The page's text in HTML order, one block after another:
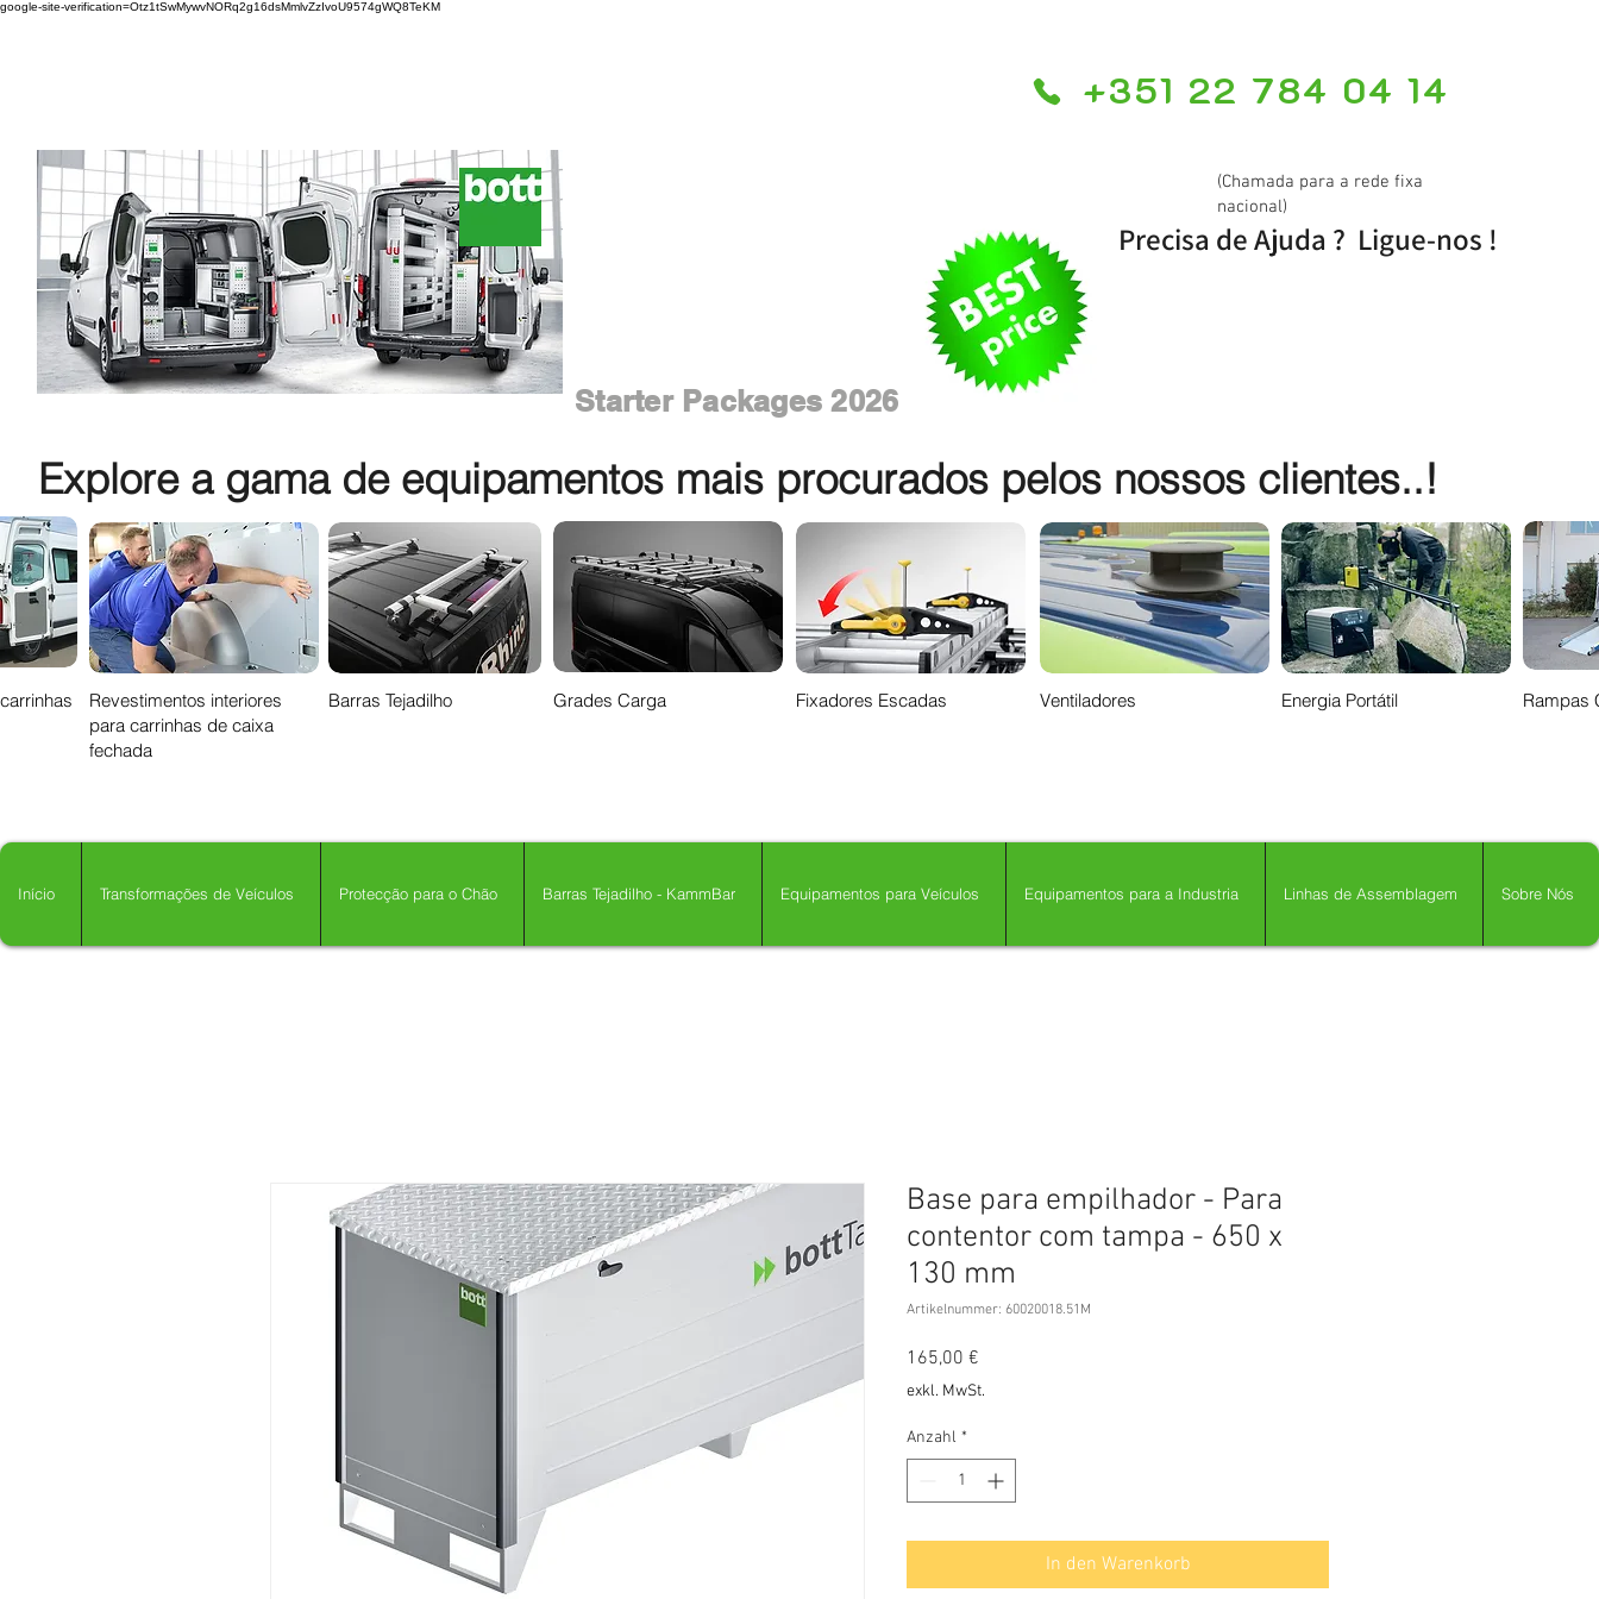
google-site-verification=Otz1tSwMywvNORq2g16dsMmlvZzIvoU9574gWQ8TeKM
+351 22 784 04 14
Starter Packages 2026
(Chamada para a rede fixa
nacional)
Precisa de Ajuda ? Ligue-nos !
Explore a gama de equipamentos mais procurados pelos nossos clientes..!
Revestimentos interiores
para carrinhas de caixa
fechada
Barras Tejadilho Grades Carga Fixadores Escadas Ventiladores Energia Portátil Rampas
Início Transformações de Veículos Protecção para o Chão Barras Tejadilho - KammBar Equipamentos para Veículos Equipamentos para a Industria Linhas de Assemblagem Sobre Nós
Base para empilhador - Para
contentor com tampa - 650 x
130 mm
Artikelnummer: 60020018.51M
165,00 €
exkl. MwSt.
Anzahl *
In den Warenkorb